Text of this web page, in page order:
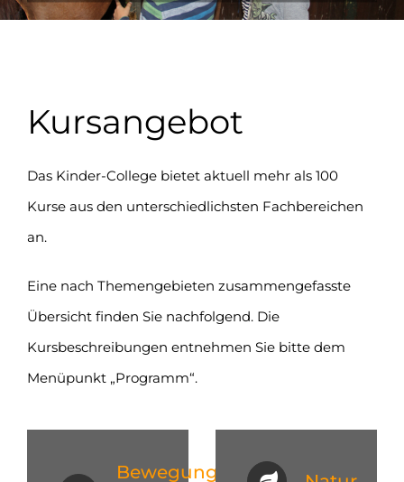
Kursangebot
Das Kinder-College bietet aktuell mehr als 100
Kurse aus den unterschiedlichsten Fachbereichen
an.
Eine nach Themengebieten zusammengefasste
Übersicht finden Sie nachfolgend. Die
Kursbeschreibungen entnehmen Sie bitte dem
Menüpunkt „Programm“.
Bewegung